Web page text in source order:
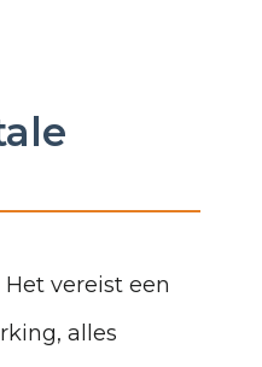
vereist een
alles